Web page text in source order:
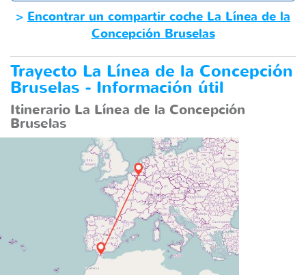
> Encontrar un compartir coche La Línea de la
Concepción Bruselas
Trayecto La Línea de la Concepción
Bruselas - Información útil
Itinerario La Línea de la Concepción
Bruselas